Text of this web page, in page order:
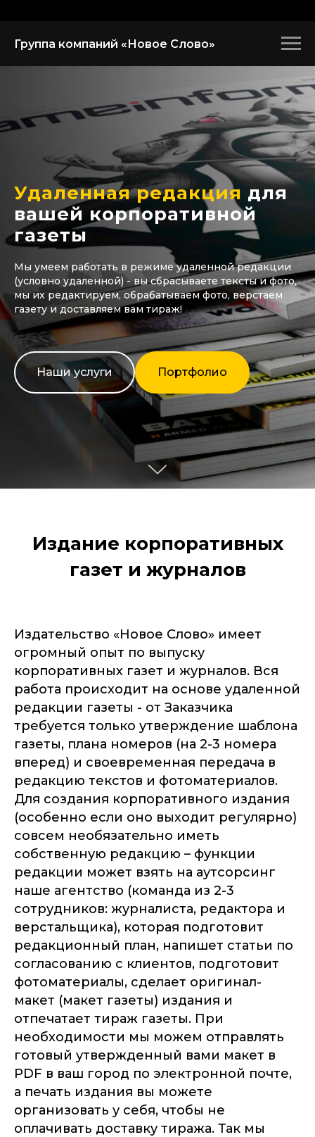
Группа компаний «Новое Слово»
Удаленная редакция для
вашей корпоративной
газеты
Мы умеем работать в режиме удаленной редакции
(условно удаленной) - вы сбрасываете тексты и фото,
мы их редактируем, обрабатываем фото, верстаем
газету и доставляем вам тираж!
Наши услуги Портфолио
Издание корпоративных
газет и журналов
Издательство «Новое Слово» имеет
огромный опыт по выпуску
корпоративных газет и журналов. Вся
работа происходит на основе удаленной
редакции газеты - от Заказчика
требуется только утверждение шаблона
газеты, плана номеров (на 2-3 номера
вперед) и своевременная передача в
редакцию текстов и фотоматериалов.
Для создания корпоративного издания
(особенно если оно выходит регулярно)
совсем необязательно иметь
собственную редакцию – функции
редакции может взять на аутсорсинг
наше агентство (команда из 2-3
сотрудников: журналиста, редактора и
верстальщика), которая подготовит
редакционный план, напишет статьи по
согласованию с клиентов, подготовит
фотоматериалы, сделает оригинал-
макет (макет газеты) издания и
отпечатает тираж газеты. При
необходимости мы можем отправлять
готовый утвержденный вами макет в
PDF в ваш город по электронной почте,
а печать издания вы можете
организовать у себя, чтобы не
оплачивать доставку тиража. Так мы